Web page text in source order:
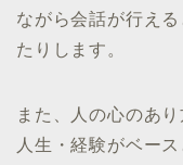
ながら会話が行え
たりします。
また、人の心のあ
人生・経験がベー